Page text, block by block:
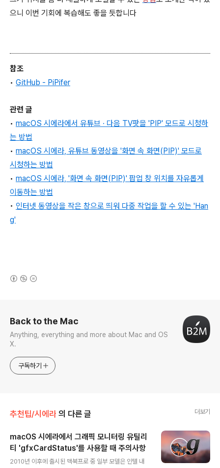
으니 이번 기회에 복습해도 좋을 듯합니다
참조
• GitHub - PiPifer
관련 글
• macOS 시에라에서 유튜브 ∙ 다음 TV팟을 'PIP' 모드로 시청하
는 방법
• macOS 시에라, 유튜브 동영상을 '화면 속 화면(PIP)' 모드로
시청하는 방법
• macOS 시에라, '화면 속 화면(PIP)' 팝업 창 위치를 자유롭게
이동하는 방법
• 인터넷 동영상을 작은 창으로 띄워 다중 작업을 할 수 있는 'Han
g'
Back to the Mac
Anything, everything and more about Mac and OS
X.
구독하기
추천팁/시에라 의 다른 글 더보기
macOS 시에라에서 그래픽 모니터링 유틸리
티 'gfxCardStatus'를 사용할 때 주의사항
2010년 이후에 출시된 맥북프로 중 일부 모델은 인텔 내